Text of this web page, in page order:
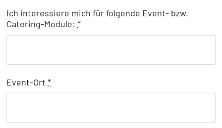
Ich interessiere mich für folgende Event- bzw.
Catering-Module:*
Event-Ort*